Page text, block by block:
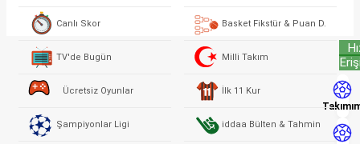
Canlı Skor Basket Fikstür & Puan D.
TV'de Bugün Milli Takım
Ücretsiz Oyunlar İlk 11 Kur
Şampiyonlar Ligi iddaa Bülten & Tahmin